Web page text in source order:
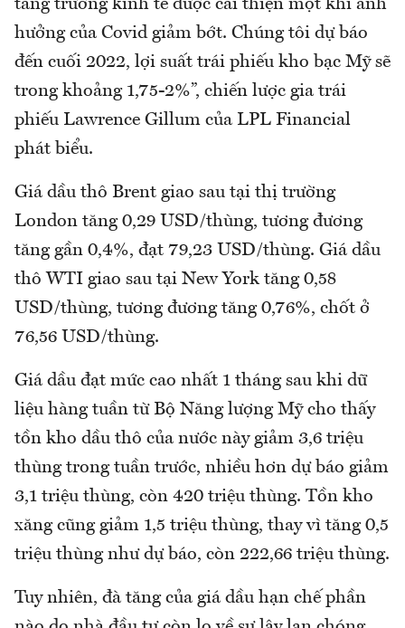
tăng trưởng kinh tế được cải thiện một khi ảnh
hưởng của Covid giảm bớt. Chúng tôi dự báo
đến cuối 2022, lợi suất trái phiếu kho bạc Mỹ sẽ
trong khoảng 1,75-2%”, chiến lược gia trái
phiếu Lawrence Gillum của LPL Financial
phát biểu.
Giá dầu thô Brent giao sau tại thị trường
London tăng 0,29 USD/thùng, tương đương
tăng gần 0,4%, đạt 79,23 USD/thùng. Giá dầu
thô WTI giao sau tại New York tăng 0,58
USD/thùng, tương đương tăng 0,76%, chốt ở
76,56 USD/thùng.
Giá dầu đạt mức cao nhất 1 tháng sau khi dữ
liệu hàng tuần từ Bộ Năng lượng Mỹ cho thấy
tồn kho dầu thô của nước này giảm 3,6 triệu
thùng trong tuần trước, nhiều hơn dự báo giảm
3,1 triệu thùng, còn 420 triệu thùng. Tồn kho
xăng cũng giảm 1,5 triệu thùng, thay vì tăng 0,5
triệu thùng như dự báo, còn 222,66 triệu thùng.
Tuy nhiên, đà tăng của giá dầu hạn chế phần